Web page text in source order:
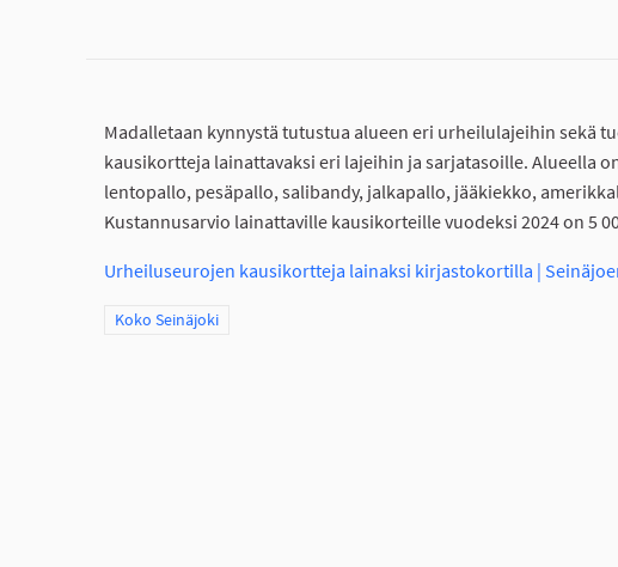
Madalletaan kynnystä tutustua alueen eri urheilulajeihin sekä
kausikortteja lainattavaksi eri lajeihin ja sarjatasoille. Alueella
lentopallo, pesäpallo, salibandy, jalkapallo, jääkiekko,
Kustannusarvio lainattaville kausikorteille vuodeksi 2024 on 5
Urheiluseurojen kausikortteja lainaksi kirjastokortilla |
Rajaa tulokset teeman mukaan: Koko Seinäjoki
Koko Seinäjoki